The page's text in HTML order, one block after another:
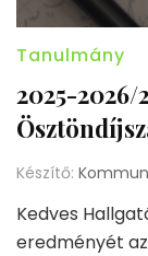
Tanulmány
2025-
Készítő:
Kedves
eredményét